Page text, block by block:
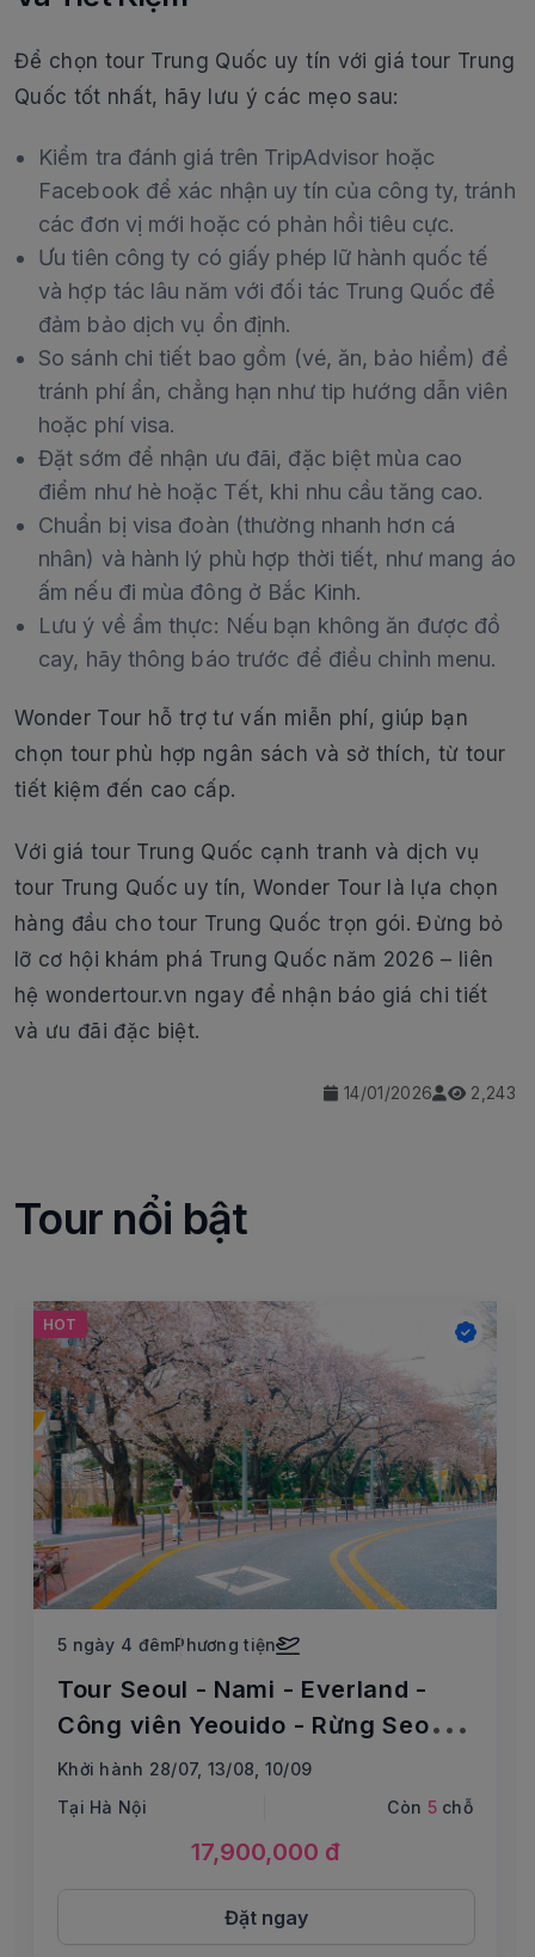
Để chọn tour Trung Quốc uy tín với giá tour Trung
Quốc tốt nhất, hãy lưu ý các mẹo sau:
Kiểm tra đánh giá trên TripAdvisor hoặc
Facebook để xác nhận uy tín của công ty, tránh
các đơn vị mới hoặc có phản hồi tiêu cực.
Ưu tiên công ty có giấy phép lữ hành quốc tế
và hợp tác lâu năm với đối tác Trung Quốc để
đảm bảo dịch vụ ổn định.
So sánh chi tiết bao gồm (vé, ăn, bảo hiểm) để
tránh phí ẩn, chẳng hạn như tip hướng dẫn viên
hoặc phí visa.
Đặt sớm để nhận ưu đãi, đặc biệt mùa cao
điểm như hè hoặc Tết, khi nhu cầu tăng cao.
Chuẩn bị visa đoàn (thường nhanh hơn cá
nhân) và hành lý phù hợp thời tiết, như mang áo
ấm nếu đi mùa đông ở Bắc Kinh.
Lưu ý về ẩm thực: Nếu bạn không ăn được đồ
cay, hãy thông báo trước để điều chỉnh menu.
Wonder Tour hỗ trợ tư vấn miễn phí, giúp bạn
chọn tour phù hợp ngân sách và sở thích, từ tour
tiết kiệm đến cao cấp.
Với giá tour Trung Quốc cạnh tranh và dịch vụ
tour Trung Quốc uy tín, Wonder Tour là lựa chọn
hàng đầu cho tour Trung Quốc trọn gói. Đừng bỏ
lỡ cơ hội khám phá Trung Quốc năm 2026 – liên
hệ wondertour.vn ngay để nhận báo giá chi tiết
và ưu đãi đặc biệt.
14/01/2026 2,243
Tour nổi bật
HOT
5 ngày 4 đêmPhương tiện
Tour Seoul - Nami - Everland -
Công viên Yeouido - Rừng Seoul -
Thư viện Starfield
Khởi hành 28/07, 13/08, 10/09
Tại Hà Nội
Còn 5chỗ
17,900,000 đ
Đặt ngay